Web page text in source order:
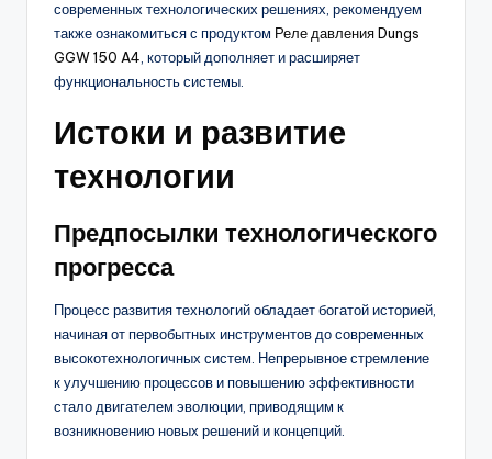
современных технологических решениях, рекомендуем
также ознакомиться с продуктом Реле давления Dungs
GGW 150 A4 , который дополняет и расширяет
функциональность системы.
Истоки и развитие
технологии
Предпосылки технологического
прогресса
Процесс развития технологий обладает богатой историей,
начиная от первобытных инструментов до современных
высокотехнологичных систем. Непрерывное стремление
к улучшению процессов и повышению эффективности
стало двигателем эволюции, приводящим к
возникновению новых решений и концепций.